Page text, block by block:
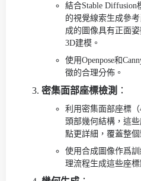
結合Stable Diffusion
的視覺線索生成參
成的圖像具有正面
3D建模。
使用Openpose和
徵的合理分佈。
密集面部座標檢測 ：
利用密集面部座標
頭部幾何結構，這
點更詳細，覆蓋整個
使用合成圖像作爲
理流程生成這些座標